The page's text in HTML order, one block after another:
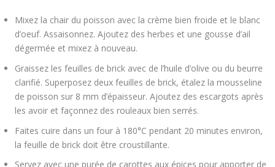
Mixez la chair du poisson avec la crème bien froide et le blanc
d’oeuf. Assaisonnez. Ajoutez des herbes et une gousse d’ail
dégermée et mixez à nouveau.
Graissez les feuilles de brick avec de l’huile d’olive ou du beurre
clarifié. Superposez deux feuilles de brick, étalez la mousseline
de poisson sur 8 mm d’épaisseur. Ajoutez des escargots après
les avoir et façonnez des rouleaux bien serrés.
Faites cuire dans un four à 180°C pendant 20 minutes environ,
la feuille de brick doit être croustillante.
Servez avec une purée de carottes aux épices pour apporter de